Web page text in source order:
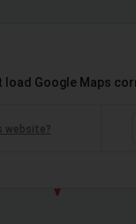
load Google Maps
website?